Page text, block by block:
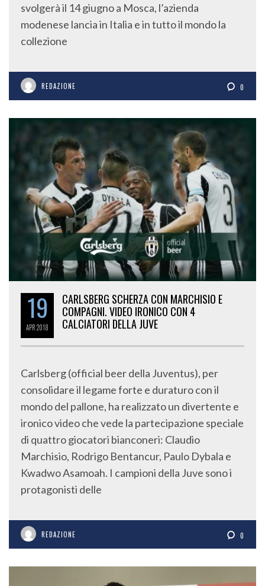
svolgerà il 14 giugno a Mosca, l’azienda
modenese lancia in Italia e in tutto il mondo la
collezione
REDAZIONE 0
19
APR2018
CARLSBERG SCHERZA CON MARCHISIO E
COMPAGNI. VIDEO IRONICO CON 4
CALCIATORI DELLA JUVE
Carlsberg (official beer della Juventus), per
consolidare il legame forte e duraturo con il
mondo del pallone, ha realizzato un divertente e
ironico video che vede la partecipazione speciale
di quattro giocatori bianconeri: Claudio
Marchisio, Rodrigo Bentancur, Paulo Dybala e
Kwadwo Asamoah. I campioni della Juve sono i
protagonisti delle
REDAZIONE 0